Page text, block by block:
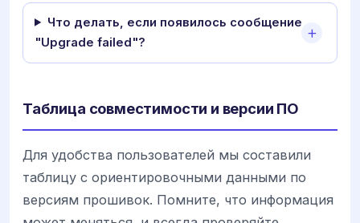
Что делать, если появилось сообщение
"Upgrade failed"?
Таблица совместимости и версии ПО
Для удобства пользователей мы составили
таблицу с ориентировочными данными по
версиям прошивок. Помните, что информация